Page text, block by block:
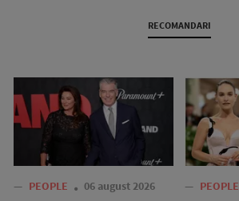
RECOMANDARI
— PEOPLE 06 august 2026 — PEOPLE